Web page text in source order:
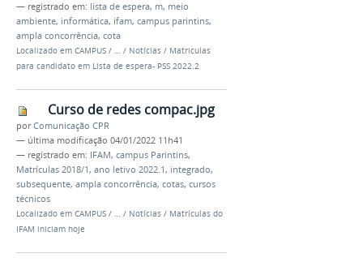
— registrado em: lista de espera, m, meio
ambiente, informática, ifam, campus parintins,
ampla concorrência, cota
Localizado em CAMPUS / … / Notícias / Matriculas
para candidato em Lista de espera- PSS 2022.2
Curso de redes compac.jpg
porComunicação CPR
— última modificação 04/01/2022 11h41
— registrado em: IFAM, campus Parintins,
Matrículas 2018/1, ano letivo 2022.1, integrado,
subsequente, ampla concorrência, cotas, cursos
técnicos
Localizado em CAMPUS / … / Notícias / Matrículas do
IFAM iniciam hoje